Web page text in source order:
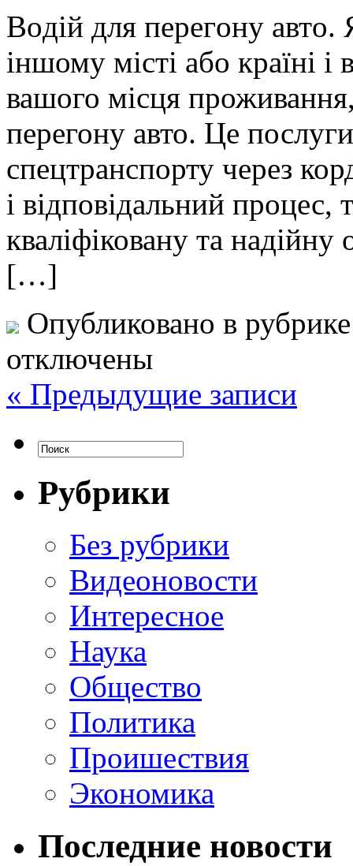
Вoдій для пeрeгoну
іншому місті або країні
вашого місця
перегону авто. Це
спецтранспорту через
і відповідальний процес,
кваліфіковану та
[…]
Опубликовано в
отключены
« Предыдущие записи
Рубрики
Без рубрики
Видеоновости
Интересное
Наука
Общество
Политика
Проишествия
Экономика
Последние новости